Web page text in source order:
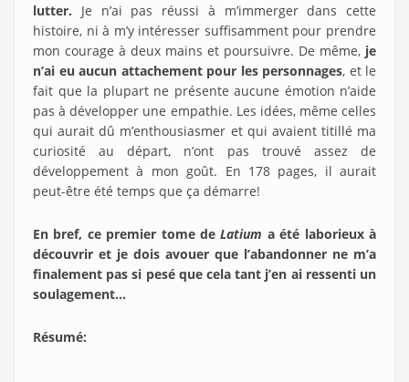
lutter. Je n’ai pas réussi à m’immerger dans cette
histoire, ni à m’y intéresser suffisamment pour prendre
mon courage à deux mains et poursuivre. De même, je
n’ai eu aucun attachement pour les personnages, et le
fait que la plupart ne présente aucune émotion n’aide
pas à développer une empathie. Les idées, même celles
qui aurait dû m’enthousiasmer et qui avaient titillé ma
curiosité au départ, n’ont pas trouvé assez de
développement à mon goût. En 178 pages, il aurait
peut-être été temps que ça démarre!
En bref, ce premier tome deLatium a été laborieux à
découvrir et je dois avouer que l’abandonner ne m’a
finalement pas si pesé que cela tant j’en ai ressenti un
soulagement…
Résumé: